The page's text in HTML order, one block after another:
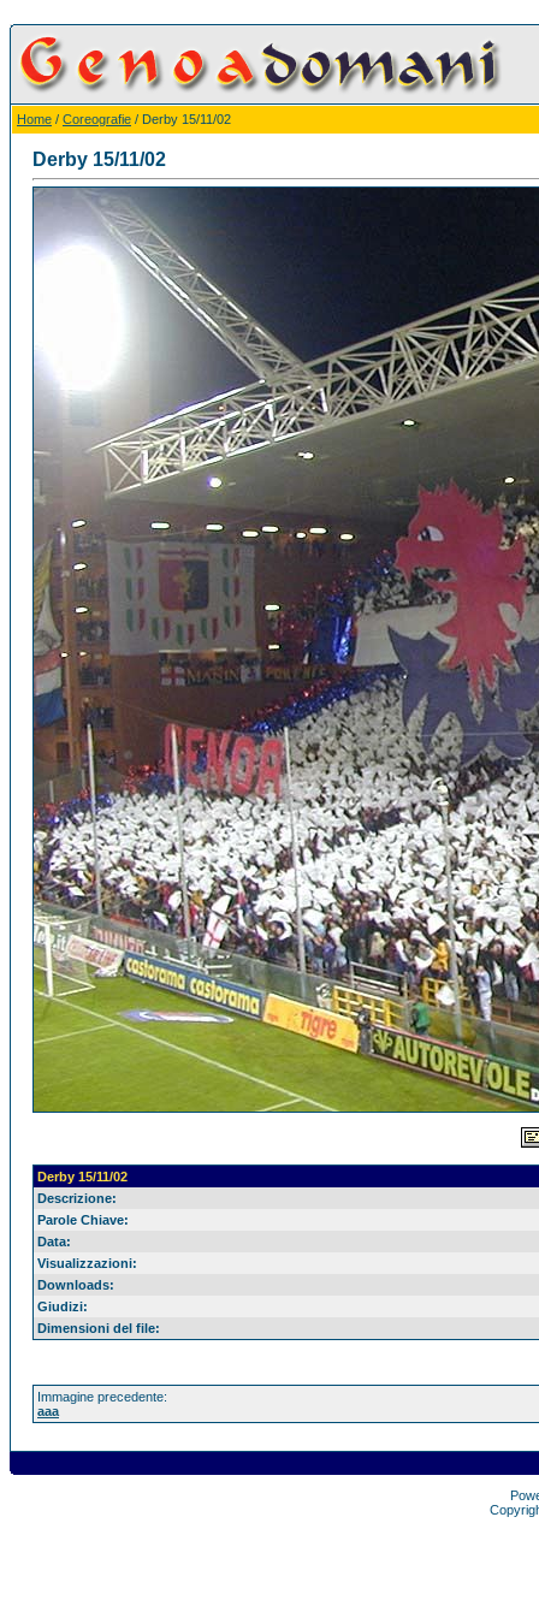
Home / Coreografie / Derby 15/11/02
Derby 15/11/02
Derby 15/11/02
Descrizione:
Parole Chiave:
Data:
Visualizzazioni:
Downloads:
Giudizi:
Dimensioni del file:
Immagine precedente:
aaa